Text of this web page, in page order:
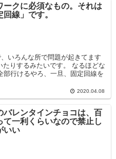
ークに必須なもの。それは
回線」です。
いろんな所で問題が起きてます
りするみたいです。 なるほどな
部行けるやろ、一旦、固定回線を
2020.04.08
バレンタインチョコは、百
て一利くらいなので禁止し
いい